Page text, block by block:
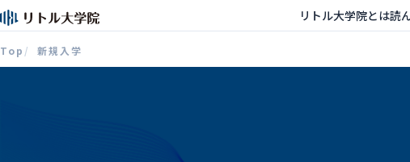
リトル大学院とは読
Top 新規入学